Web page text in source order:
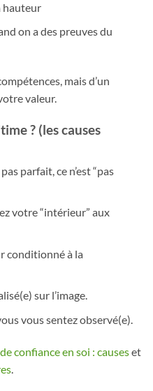
hauteur
on a des preuves du
mais d’un
valeur.
? (les causes
pas parfait, ce n’est “pas
votre “intérieur” aux
conditionné à la
sur l’image.
vous sentez observé(e).
confiance en soi : causeset